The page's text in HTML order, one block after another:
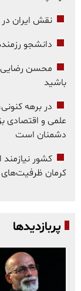
نقش ایران
دانشجو
محسن رضایی:
باشید
در برهه
علمی و اقتصادی
دشمنان است
کشور
کرمان ظرفیت‌های
پربازدیدها